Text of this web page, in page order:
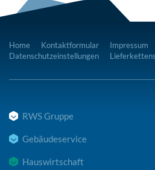
Home Kontaktformular Impressum
Datenschutzeinstellungen
RWS Gruppe
Gebäudeservice
Hauswirtschaft